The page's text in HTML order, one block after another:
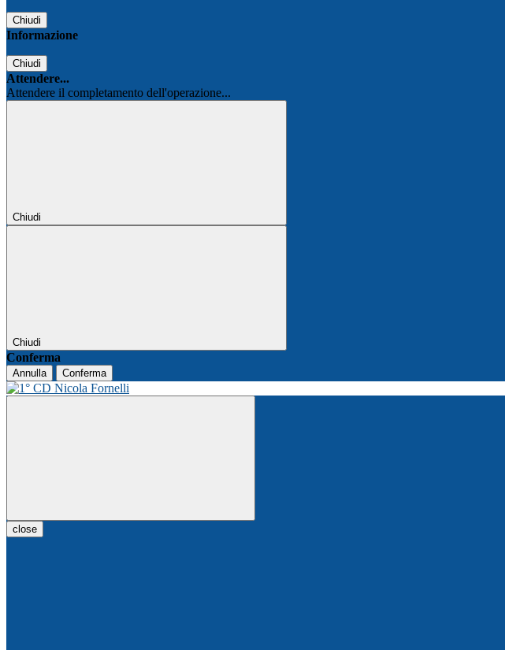
Chiudi
Informazione
Chiudi
Attendere...
Attendere il completamento dell'operazione...
Chiudi
Chiudi
Conferma
Annulla Conferma
close